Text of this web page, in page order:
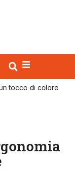
tocco di colore